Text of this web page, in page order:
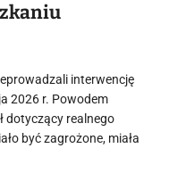
interwencję
2026 r. Powodem
dotyczący realnego
być zagrożone, miała